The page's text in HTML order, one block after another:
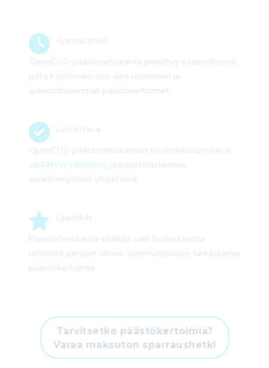
Ajantasainen
OpenCO2-päästötietokanta päivittyy säännöllisesti,
jotta käytössäsi olisi aina uusimmat ja
ajankohtaisimmat päästökertoimet.
Luotettava
OpenCO2-päästötietokannan tiedonkeruuprosessi
on DNV:n validoima ja päästölaskennan
asiantuntijoiden ylläpitämä.
Laadukas
Päästötietokanta sisältää vain luotettavista
lähteistä peräisin olevia, asiantuntijoiden tarkastamia
päästökertoimia.
Tarvitsetko päästökertoimia?
Varaa maksuton sparraushetki